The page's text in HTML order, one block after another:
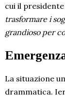
cui il
trasformare i
grandioso per
La situazione
drammatica.